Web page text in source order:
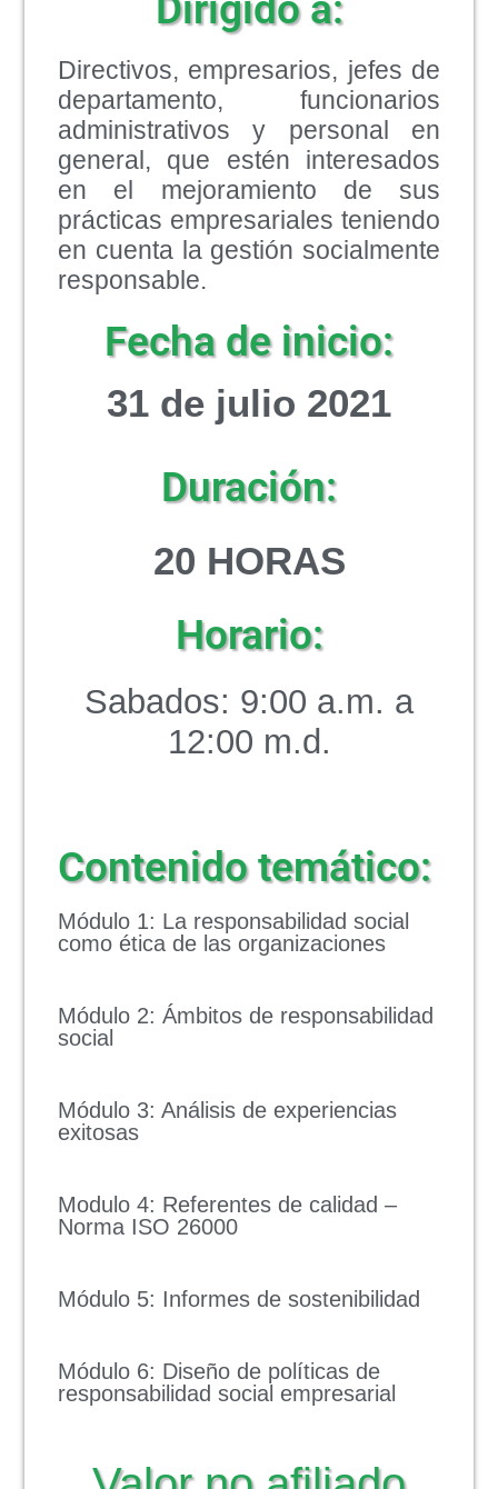
Directivos, empresarios, jefes de
departamento, funcionarios
administrativos y personal en
general, que estén interesados
en el mejoramiento de sus
prácticas empresariales teniendo
en cuenta la gestión socialmente
responsable.
Fecha de inicio:
31 de julio 2021
Duración:
20 HORAS
Horario:
Sabados: 9:00 a.m. a
12:00 m.d.
Contenido temático:
Módulo 1: La responsabilidad social
como ética de las organizaciones
Módulo 2: Ámbitos de responsabilidad
social
Módulo 3: Análisis de experiencias
exitosas
Modulo 4: Referentes de calidad –
Norma ISO 26000
Módulo 5: Informes de sostenibilidad
Módulo 6: Diseño de políticas de
responsabilidad social empresarial